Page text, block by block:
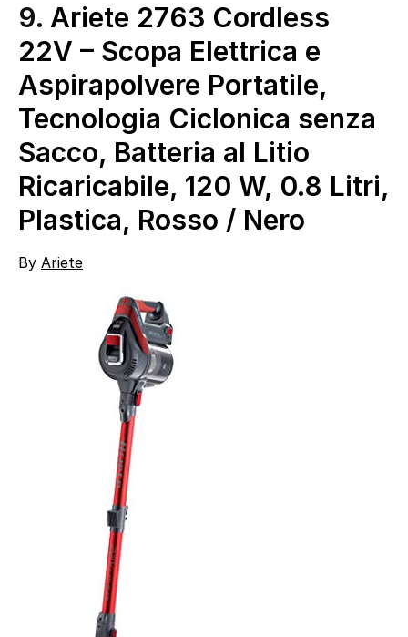
9. Ariete 2763 Cordless
22V – Scopa Elettrica e
Aspirapolvere Portatile,
Tecnologia Ciclonica senza
Sacco, Batteria al Litio
Ricaricabile, 120 W, 0.8 Litri,
Plastica, Rosso / Nero
By Ariete